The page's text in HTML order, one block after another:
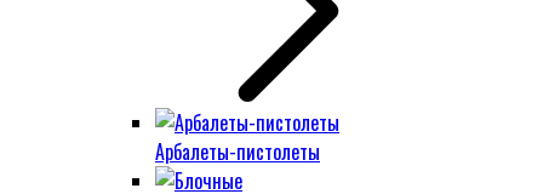
Арбалеты-пистолеты